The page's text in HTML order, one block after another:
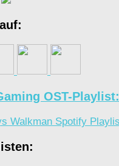
OST-Playlist: